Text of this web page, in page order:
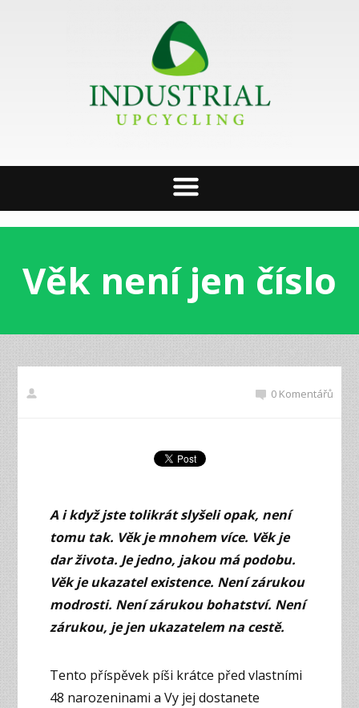
Věk není jen číslo
0 Komentářů
A i když jste tolikrát slyšeli opak, není
tomu tak. Věk je mnohem více. Věk je
dar života. Je jedno, jakou má podobu.
Věk je ukazatel existence. Není zárukou
modrosti. Není zárukou bohatství. Není
zárukou, je jen ukazatelem na cestě.
Tento příspěvek píši krátce před vlastními
48 narozeninami a Vy jej dostanete